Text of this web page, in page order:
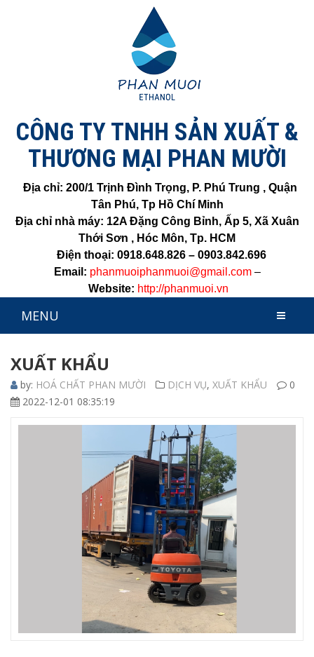
CÔNG TY TNHH SẢN XUẤT &
THƯƠNG MẠI PHAN MƯỜI
Địa chỉ: 200/1 Trịnh Đình Trọng, P. Phú Trung , Quận
Tân Phú, Tp Hồ Chí Minh
Địa chỉ nhà máy: 12A Đặng Công Bỉnh, Ấp 5, Xã Xuân
Thới Sơn , Hóc Môn, Tp. HCM
Điện thoại: 0918.648.826 – 0903.842.696
Email: phanmuoiphanmuoi@gmail.com–
Website: http://phanmuoi.vn
MENU
XUẤT KHẨU
by: HOÁ CHẤT PHAN MƯỜI DỊCH VỤ, XUẤT KHẨU
0
2022-12-01 08:35:19